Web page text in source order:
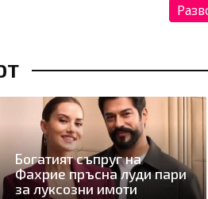
Богатият съпруг на
Фахрие пръсна луди пари
за луксозни имоти